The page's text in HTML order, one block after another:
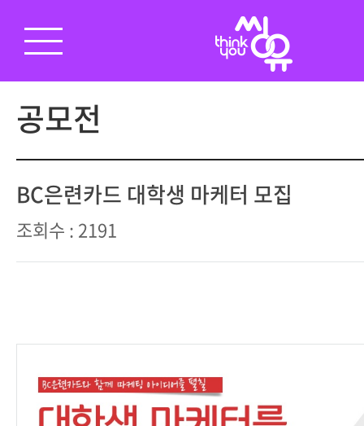
공모전
BC은련카드 대학생 마케터 모집
조회수 : 2191